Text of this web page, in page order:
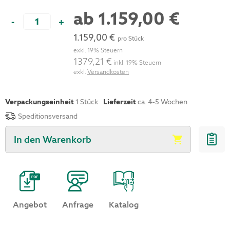
- + ab 1.159,00 €
1.159,00 € pro Stück
exkl. 19% Steuern
1379,21 € inkl. 19% Steuern
exkl.Versandkosten
Verpackungseinheit1 Stück Lieferzeitca. 4-5 Wochen
Speditionsversand
In den Warenkorb
Angebot Anfrage Katalog